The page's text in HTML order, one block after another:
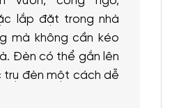
lắp đặt trong nhà
mà không cần kéo
Đèn có thể gắn lên
trụ đèn một cách dễ